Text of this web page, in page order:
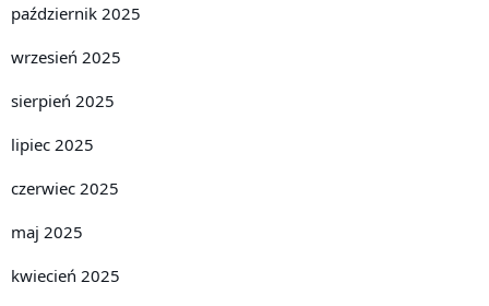
październik 2025
wrzesień 2025
sierpień 2025
lipiec 2025
czerwiec 2025
maj 2025
kwiecień 2025